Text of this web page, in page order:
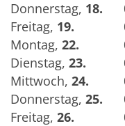
Donnerstag, 18.
Freitag, 19.
Montag, 22.
Dienstag, 23.
Mittwoch, 24.
Donnerstag, 25.
Freitag, 26.